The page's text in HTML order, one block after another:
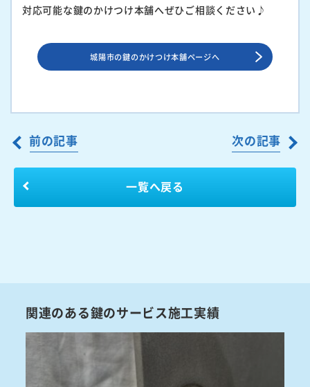
対応可能な鍵のかけつけ本舗へぜひご相談ください♪
城陽市の鍵のかけつけ本舗ページへ
前の記事
一覧へ戻る
次の記事
関連のある鍵のサービス施工実績